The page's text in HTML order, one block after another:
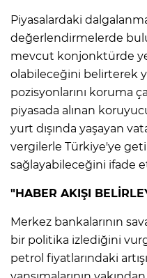
Piyasalardaki
değerlendirmelerde
mevcut konjonktürde
olabileceğini belirterek
pozisyonlarını koruma
piyasada alınan
yurt dışında yaşayan
vergilerle Türkiye'ye
sağlayabileceğini ifade
"HABER AKIŞI
Merkez bankalarının
bir politika izlediğini
petrol fiyatlarındaki